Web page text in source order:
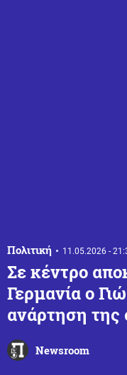
Πολιτική 11.05.2026 -
Σε κέντρο
Γερμανία ο
ανάρτηση της
Newsroom